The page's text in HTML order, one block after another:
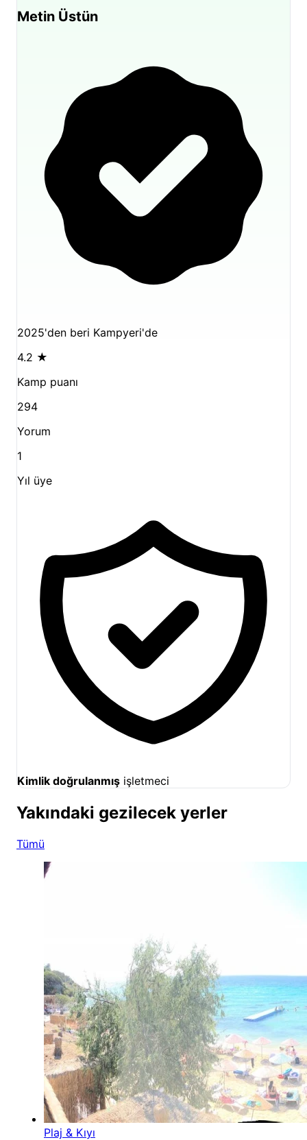
Metin Üstün
2025'den beri Kampyeri'de
4.2 ★
Kamp puanı
294
Yorum
1
Yıl üye
Kimlik doğrulanmış işletmeci
Yakındaki gezilecek yerler
Tümü
Plaj & Kıyı